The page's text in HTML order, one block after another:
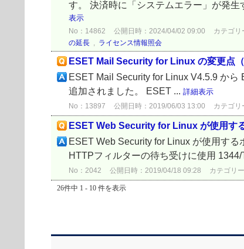
す。 決済時に「システムエラー」が発
表示
No：14862 公開日時：2024/04/02 09:00 カテゴリ
の延長 , ライセンス情報照会
ESET Mail Security for Linux の変更点
ESET Mail Security for Linux V4.5.9 か
追加されました。 ESET ... 詳細表示
No：13897 公開日時：2019/06/03 13:00 カテゴリ
ESET Web Security for Linux が使用す
ESET Web Security for Linux が使用す
HTTPフィルターの待ち受けに使用
No：2042 公開日時：2019/04/18 09:28 カテゴリー
26件中 1 - 10 件を表示